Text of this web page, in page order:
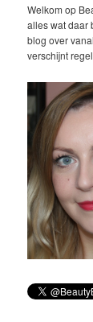
Welkom op
alles wat daar
blog over
verschijnt